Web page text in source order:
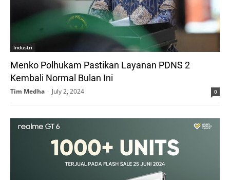
Industri
Menko Polhukam Pastikan Layanan PDNS 2
Kembali Normal Bulan Ini
Tim Medha - July 2, 2024 0